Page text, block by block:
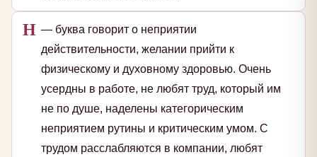
Н — буква говорит о неприятии
действительности, желании прийти к
физическому и духовному здоровью. Очень
усердны в работе, не любят труд, который им
не по душе, наделены категорическим
неприятием рутины и критическим умом. С
трудом расслабляются в компании, любят